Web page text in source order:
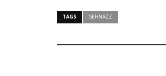
TAGS SEHNAZZ